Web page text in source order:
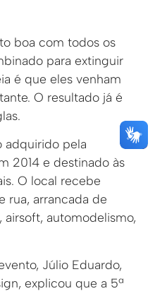
boa com todos os
para extinguir
é que eles venham
O resultado já é
adquirido pela
2014 e destinado às
O local recebe
rua, arrancada de
airsoft, automodelismo,
Júlio Eduardo,
explicou que a 5ª